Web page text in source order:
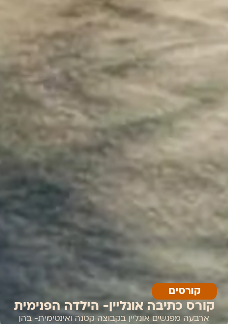
קורסים
קורס כתיבה אונליין- הילדה הפנימית
ארבעה מפגשים אונליין בקבוצה קטנה ואינטימית- בהן